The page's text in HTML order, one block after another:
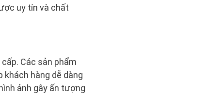
uy tín và chất
Các sản phẩm
khách hàng dễ dàng
ảnh gây ấn tượng